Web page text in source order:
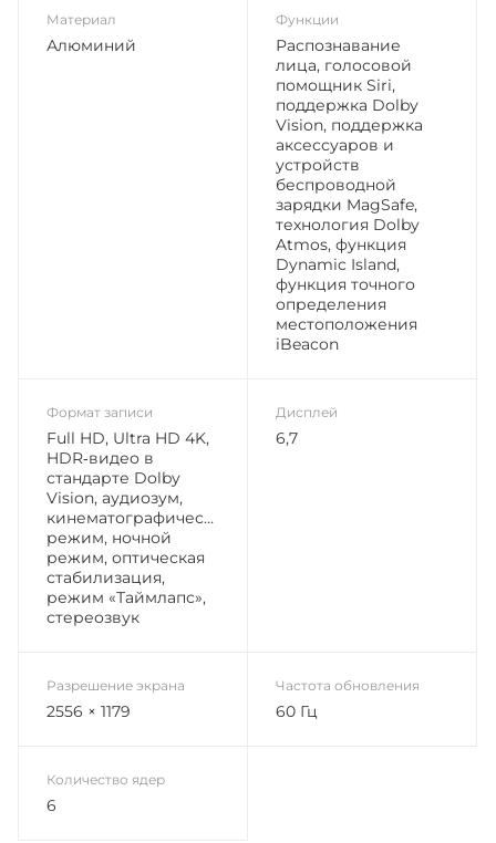
Материал
Алюминий
Функции
Распознавание
лица, голосовой
помощник Siri,
поддержка Dolby
Vision, поддержка
аксессуаров и
устройств
беспроводной
зарядки MagSafe,
технология Dolby
Atmos, функция
Dynamic Island,
функция точного
определения
местоположения
iBeacon
Формат записи
Full HD, Ultra HD 4K,
HDR‑видео в
стандарте Dolby
Vision, аудиозум,
кинематографический
режим, ночной
режим, оптическая
стабилизация,
режим «Таймлапс»,
стереозвук
Дисплей
6,7
Разрешение экрана
2556 × 1179
Частота обновления
60 Гц
Количество ядер
6